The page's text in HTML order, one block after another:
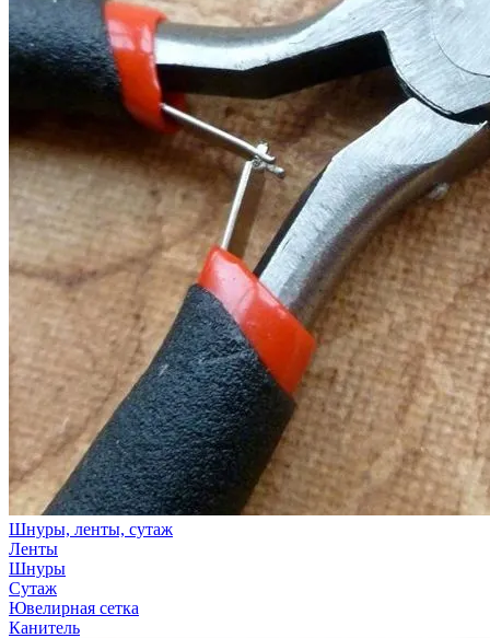
Шнуры, ленты, сутаж
Ленты
Шнуры
Сутаж
Ювелирная сетка
Канитель